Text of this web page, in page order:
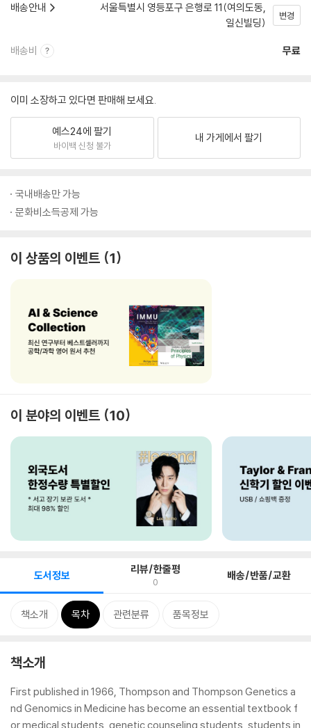
배송안내
서울특별시 영등포구 은행로 11(여의도동,
일신빌딩)
변경
배송비 무료
이미 소장하고 있다면 판매해 보세요.
예스24에 팔기
바이백 신청 불가
내 가게에서 팔기
국내배송만 가능
문화비소득공제 가능
이 상품의 이벤트 1
이 분야의 이벤트 10
도서정보 리뷰/한줄평
0 배송/반품/교환
책소개 목차 관련분류 품목정보
책소개
First published in 1966, Thompson and Thompson Genetics a
nd Genomics in Medicine has become an essential textbook f
or medical students, genetic counseling students, students in